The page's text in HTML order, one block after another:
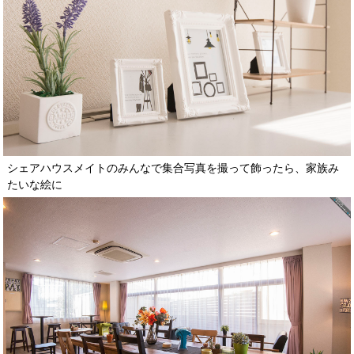
シェアハウスメイトのみんなで集合写真を撮って飾ったら、家族み
たいな絵に